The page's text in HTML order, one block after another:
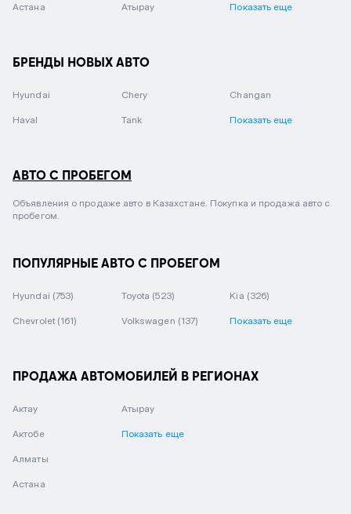
Астана Атырау Показать еще
БРЕНДЫ НОВЫХ АВТО
Hyundai Chery Changan
Haval Tank Показать еще
АВТО С ПРОБЕГОМ
Объявления о продаже авто в Казахстане. Покупка и продажа авто с
пробегом.
ПОПУЛЯРНЫЕ АВТО С ПРОБЕГОМ
Hyundai (753) Toyota (523) Kia (326)
Chevrolet (161) Volkswagen (137) Показать еще
ПРОДАЖА АВТОМОБИЛЕЙ В РЕГИОНАХ
Актау
Актобе
Алматы
Астана
Атырау
Показать еще